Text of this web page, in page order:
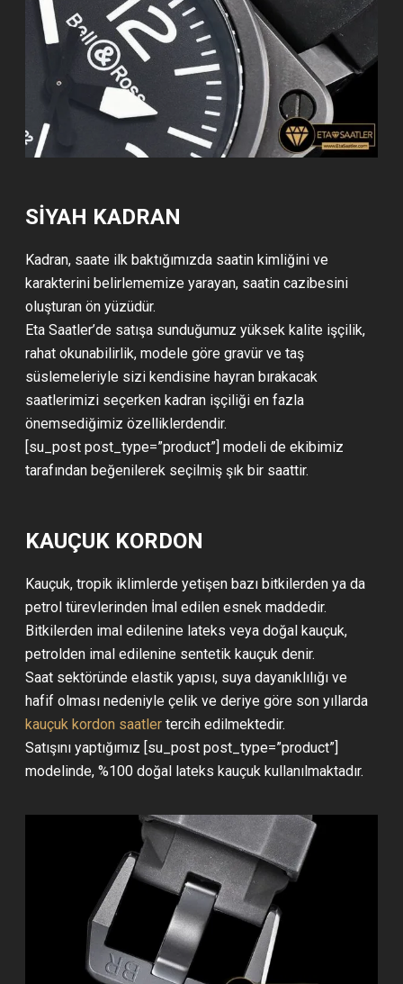
SİYAH KADRAN
Kadran, saate ilk baktığımızda saatin kimliğini ve
karakterini belirlememize yarayan, saatin cazibesini
oluşturan ön yüzüdür.
Eta Saatler’de satışa sunduğumuz yüksek kalite işçilik,
rahat okunabilirlik, modele göre gravür ve taş
süslemeleriyle sizi kendisine hayran bırakacak
saatlerimizi seçerken kadran işçiliği en fazla
önemsediğimiz özelliklerdendir.
[su_post post_type=”product”] modeli de ekibimiz
tarafından beğenilerek seçilmiş şık bir saattir.
KAUÇUK KORDON
Kauçuk, tropik iklimlerde yetişen bazı bitkilerden ya da
petrol türevlerinden İmal edilen esnek maddedir.
Bitkilerden imal edilenine lateks veya doğal kauçuk,
petrolden imal edilenine sentetik kauçuk denir.
Saat sektöründe elastik yapısı, suya dayanıklılığı ve
hafif olması nedeniyle çelik ve deriye göre son yıllarda
kauçuk kordon saatler tercih edilmektedir.
Satışını yaptığımız [su_post post_type=”product”]
modelinde, %100 doğal lateks kauçuk kullanılmaktadır.